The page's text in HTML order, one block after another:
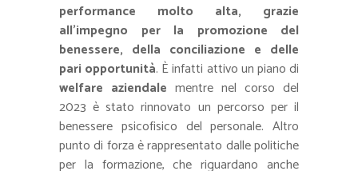
performance molto alta, grazie
all’impegno per la promozione del
benessere, della conciliazione e delle
pari opportunità. È infatti attivo un piano di
welfare aziendale mentre nel corso del
2023 è stato rinnovato un percorso per il
benessere psicofisico del personale. Altro
punto di forza è rappresentato dalle politiche
per la formazione, che riguardano anche